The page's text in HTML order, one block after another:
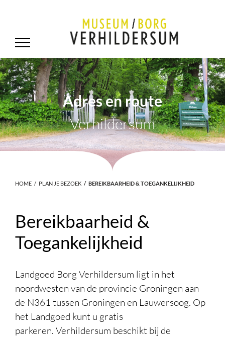
Adres en route
Verhildersum
HOME PLAN JE BEZOEK BEREIKBAARHEID & TOEGANKELIJKHEID
Bereikbaarheid &
Toegankelijkheid
Landgoed Borg Verhildersum ligt in het
noordwesten van de provincie Groningen aan
de N361 tussen Groningen en Lauwersoog. Op
het Landgoed kunt u gratis
parkeren. Verhildersum beschikt bij de